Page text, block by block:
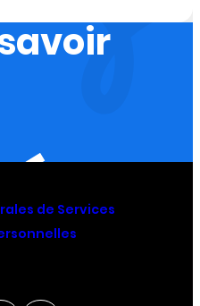
de Services